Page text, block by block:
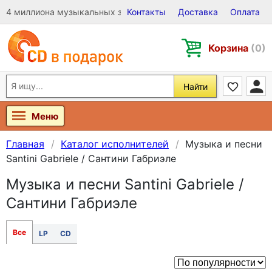
4 миллиона музыкальных записей на Виниле, CD и DVD
Контакты Доставка Оплата
Корзина (0)
Найти
Меню
Главная Каталог исполнителей
Музыка и песни
Santini Gabriele / Сантини Габриэле
Музыка и песни Santini Gabriele /
Сантини Габриэле
Все LP CD